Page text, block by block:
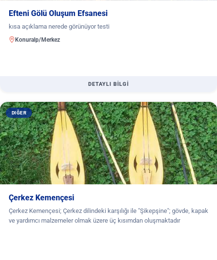
Efteni Gölü Oluşum Efsanesi
kısa açıklama nerede görünüyor testi
Konuralp/Merkez
DETAYLI BİLGİ
DIĞER
Çerkez Kemençesi
Çerkez Kemençesi; Çerkez dilindeki karşılığı ile "Şikepşine"; gövde, kapak
ve yardımcı malzemeler olmak üzere üç kısımdan oluşmaktadır